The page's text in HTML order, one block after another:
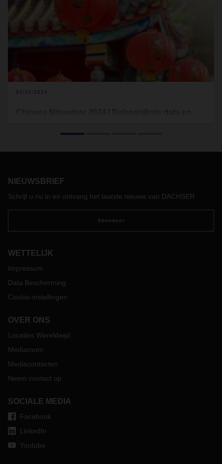
01/10/2024
informeren over de belangrijkste data waarop onze
Het ‘Jaar van de Draak’ begint op 10 februari 2024. Het is
het grootste festival in Chinese gemeenschappen waar
Tijdens de feestperiode zijn de meeste bedrijven en
productie stilgelegd.
NIEUWSBRIEF
Schrijf u nu in en ontvang het laatste nieuws van DACHSER
Abonneer
WETTELIJK
Impressum
Data Bescherming
Cookie-instellingen
OVER ONS
Locaties Wereldwijd
Mediaroom
Mediacontacten
Neem contact op
SOCIALE MEDIA
Facebook
LinkedIn
Youtube